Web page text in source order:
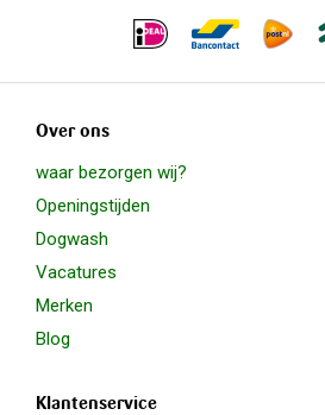
Over ons
waar bezorgen wij?
Openingstijden
Dogwash
Vacatures
Merken
Blog
Klantenservice